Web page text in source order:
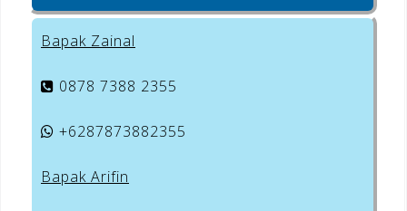
Bapak Zainal
0878 7388 2355
+6287873882355
Bapak Arifin